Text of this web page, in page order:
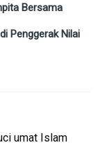
Bersama
Penggerak Nilai
umat Islam